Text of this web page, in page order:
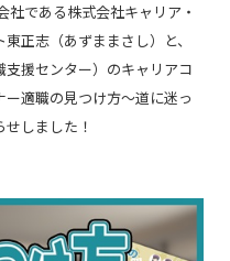
である株式会社キャリア・
正志（あずままさし）と、
援センター）のキャリアコ
適職の見つけ方～道に迷っ
しました！